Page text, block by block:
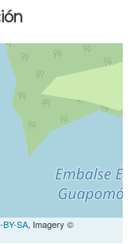
BY-SA, Imagery ©